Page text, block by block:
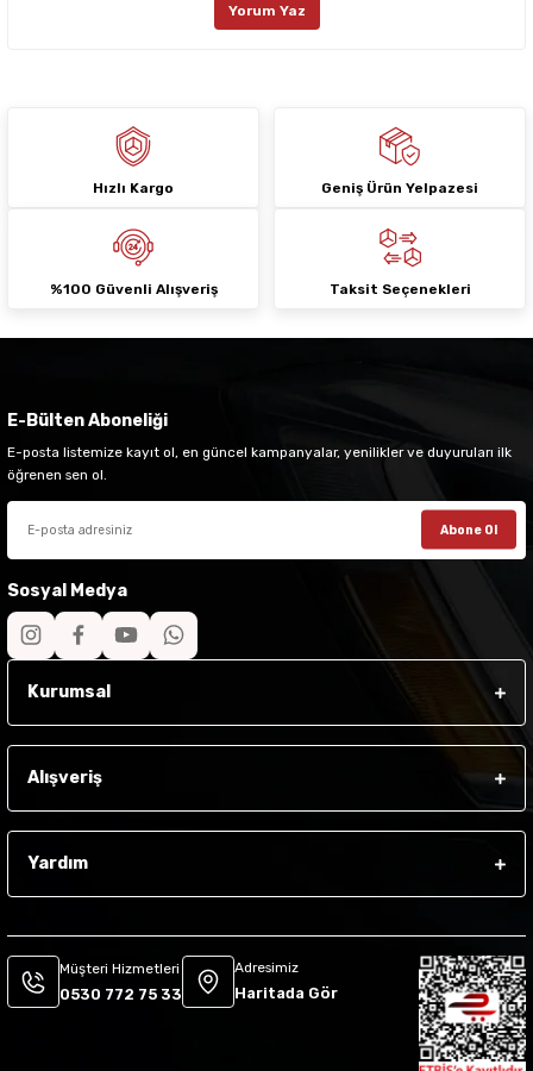
Ürün fiyatı diğer sitelerden daha pahalı.
Yorum Yaz
Hızlı Kargo Geniş Ürün Yelpazesi
%100 Güvenli Alışveriş Taksit Seçenekleri
E-Bülten Aboneliği
E-posta listemize kayıt ol, en güncel kampanyalar, yenilikler ve duyuruları ilk
öğrenen sen ol.
Abone Ol
Sosyal Medya
Kurumsal
Alışveriş
Yardım
Müşteri Hizmetleri
0530 772 75 33
Adresimiz
Haritada Gör